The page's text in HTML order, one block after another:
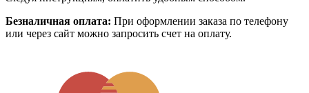
Безналичная оплата: При оформлении заказа по телефону
или через сайт можно запросить счет на оплату.